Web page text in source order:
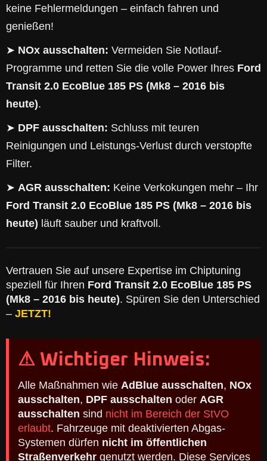
keine Fehlermeldungen – einfach fahren und
genießen!
➤ NOx ausschalten: Vermeiden Sie Notlauf-
Programme und retten Sie die volle Power Ihres Ford
Transit 2.0 EcoBlue 185 PS (Mk8 – 2016 bis
heute).
➤ DPF ausschalten: Schluss mit teuren
Reinigungen und Leistungs-Verlust durch verstopfte
Filter.
➤ AGR ausschalten: Keine Verkokungen mehr – Ihr
Ford Transit 2.0 EcoBlue 185 PS (Mk8 – 2016 bis
heute) läuft sauber und kraftvoll.
Vertrauen Sie auf unsere Expertise im Chiptuning
speziell für Ihren Ford Transit 2.0 EcoBlue 185 PS
(Mk8 – 2016 bis heute). Spüren Sie den Unterschied
– JETZT!
⚠ Wichtiger Hinweis:
Alle Maßnahmen wie AdBlue ausschalten, NOx
ausschalten, DPF ausschalten oder AGR
ausschalten sind nicht im Bereich der StVO
erlaubt. Fahrzeuge mit deaktivierten Abgas-
Systemen dürfen nicht im öffentlichen
Straßenverkehr genutzt werden. Diese Services